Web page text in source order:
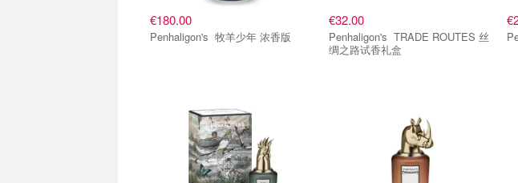
€180.00
Penhaligon's 牧羊少年 浓香版
€32.00
Penhaligon's TRADE ROUTES 丝
绸之路试香礼盒